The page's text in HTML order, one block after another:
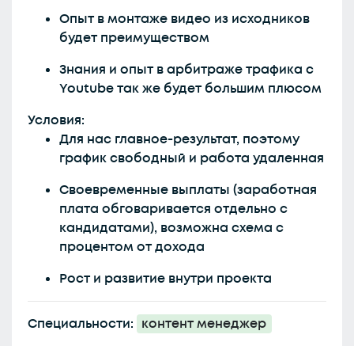
Опыт в монтаже видео из исходников
будет преимуществом
Знания и опыт в арбитраже трафика с
Youtube так же будет большим плюсом
Условия:
Для нас главное-результат, поэтому
график свободный и работа удаленная
Своевременные выплаты (заработная
плата обговаривается отдельно с
кандидатами), возможна схема с
процентом от дохода
Рост и развитие внутри проекта
Специальности: контент менеджер